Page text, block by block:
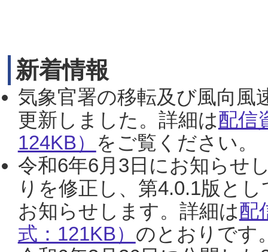
新着情報
気象官署の移転及び風向風
更新しました。詳細は配信
124KB） をご覧ください。
令和6年6月3日にお知らせ
りを修正し、第4.0.1版と
お知らせします。詳細は配
式：121KB） のとおりです